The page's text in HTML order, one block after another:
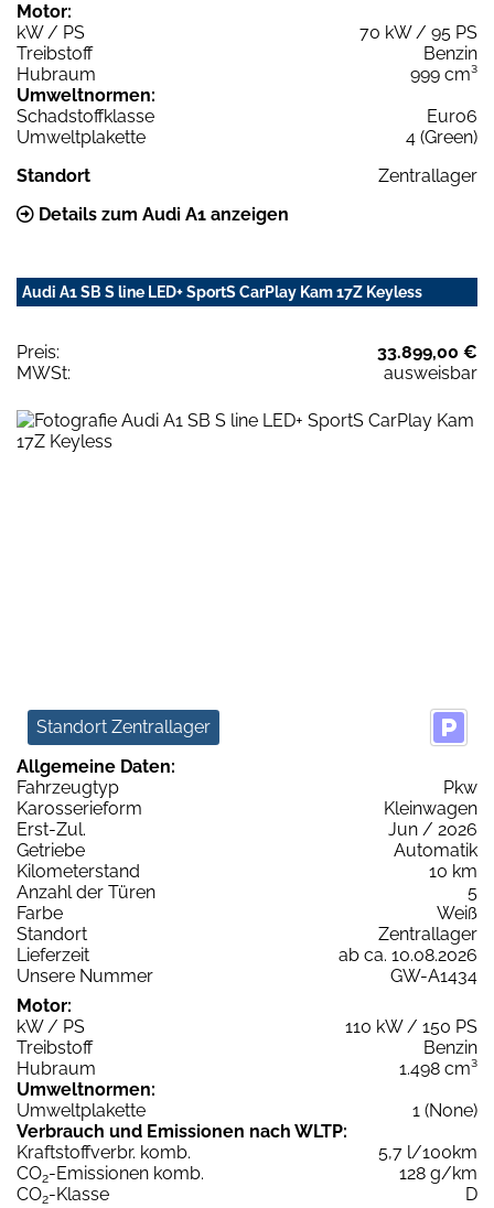
Motor:
kW / PS
70 kW / 95 PS
Treibstoff
Benzin
Hubraum
999 cm³
Umweltnormen:
Schadstoffklasse
Euro6
Umweltplakette
4 (Green)
Standort
Zentrallager
Details zum Audi A1 anzeigen
Audi A1 SB S line LED+ SportS CarPlay Kam 17Z Keyless
Preis:
33.899,00 €
MWSt:
ausweisbar
Standort Zentrallager
Allgemeine Daten:
Fahrzeugtyp
Pkw
Karosserieform
Kleinwagen
Erst-Zul.
Jun / 2026
Getriebe
Automatik
Kilometerstand
10 km
Anzahl der Türen
5
Farbe
Weiß
Standort
Zentrallager
Lieferzeit
ab ca. 10.08.2026
Unsere Nummer
GW-A1434
Motor:
kW / PS
110 kW / 150 PS
Treibstoff
Benzin
Hubraum
1.498 cm³
Umweltnormen:
Umweltplakette
1 (None)
Verbrauch und Emissionen nach WLTP:
Kraftstoffverbr. komb.
5,7 l/100km
CO2-Emissionen komb.
128 g/km
CO2-Klasse
D